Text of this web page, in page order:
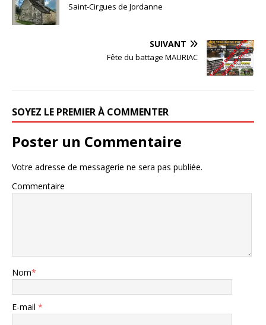
Saint-Cirgues de Jordanne
SUIVANT
Fête du battage MAURIAC
SOYEZ LE PREMIER À COMMENTER
Poster un Commentaire
Votre adresse de messagerie ne sera pas publiée.
Commentaire
Nom*
E-mail *